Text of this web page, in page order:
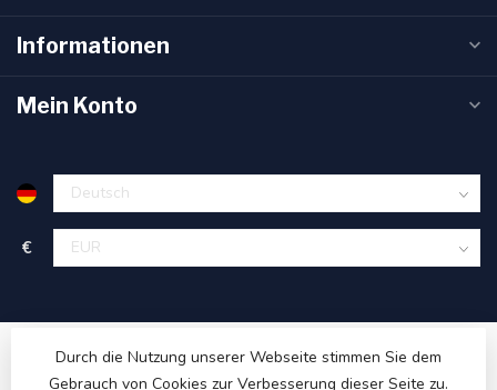
Informationen
Mein Konto
€
Durch die Nutzung unserer Webseite stimmen Sie dem
Gebrauch von Cookies zur Verbesserung dieser Seite zu.